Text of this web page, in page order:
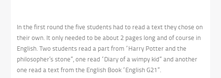
In the first round the five students had to read a text they chose on
their own. It only needed to be about 2 pages long and of course in
English. Two students read a part from “Harry Potter and the
philosopher’s stone”, one read “Diary of a wimpy kid” and another
one read a text from the English Book “English G21”.